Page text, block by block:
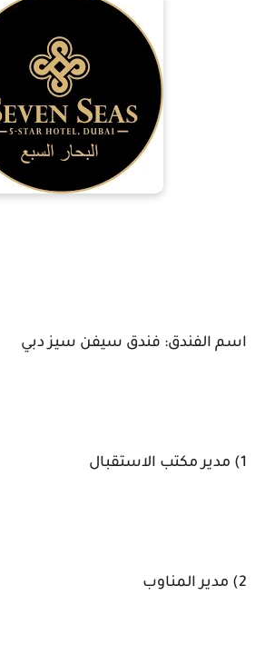
اسم الفندق: فندق سيفن سيز دبي
1) مدير مكتب الاستقبال
2) مدير المناوب